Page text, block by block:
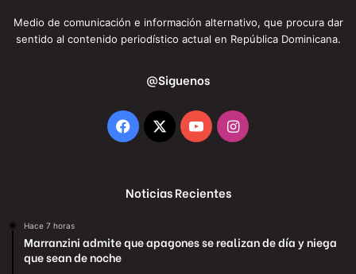
Medio de comunicación e información alternativo, que procura dar
sentido al contenido periodístico actual en República Dominicana.
@Siguenos
Facebook
X YouTubeInstagram
Noticias Recientes
Hace 7 horas
Marranzini admite que apagones se realizan de día y niega
que sean de noche